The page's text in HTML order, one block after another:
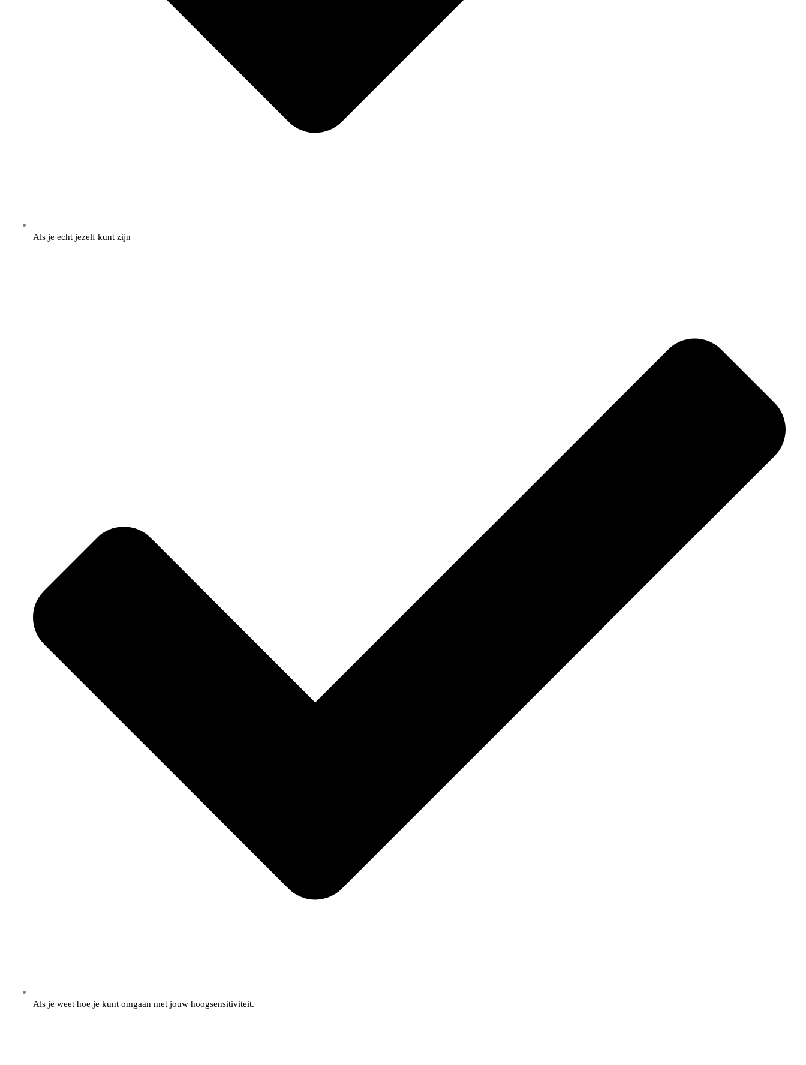
Als je echt jezelf kunt zijn
Als je weet hoe je kunt omgaan met jouw hoogsensitiviteit.